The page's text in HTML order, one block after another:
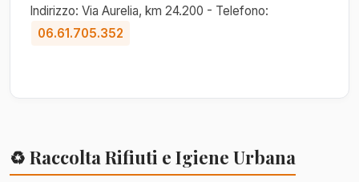
Indirizzo: Via Aurelia, km 24.200 - Telefono:
06.61.705.352
♻️ Raccolta Rifiuti e Igiene Urbana